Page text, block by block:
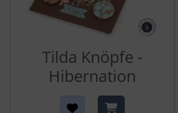
Tilda Knöpfe -
Hibernation